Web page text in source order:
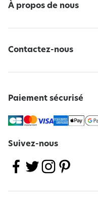
À propos de nous
Contactez-nous
Paiement sécurisé
Suivez-nous